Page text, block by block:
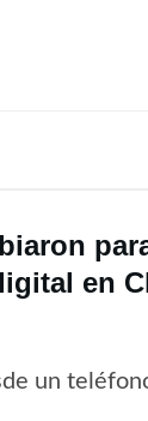
en
un